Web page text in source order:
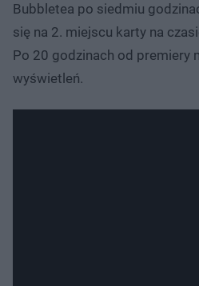
Bubbletea po siedmiu
się na 2. miejscu karty na
Po 20 godzinach od premiery
wyświetleń.